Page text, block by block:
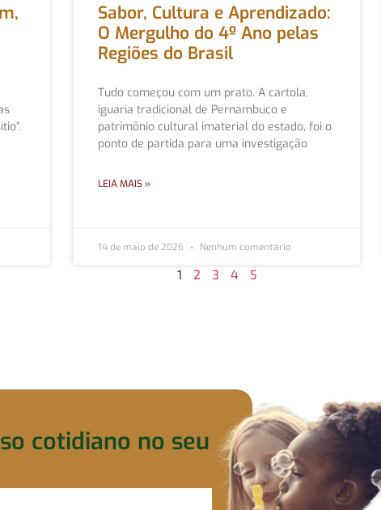
Sabor, Cultura e Aprendizado:
O Mergulho do 4º Ano pelas
Regiões do Brasil
Tudo começou com um prato. A cartola,
iguaria tradicional de Pernambuco e
patrimônio cultural imaterial do estado, foi o
ponto de partida para uma investigação
LEIA MAIS »
14 de maio de 2026 Nenhum comentário
1 2 3 4 5
cotidiano no seu